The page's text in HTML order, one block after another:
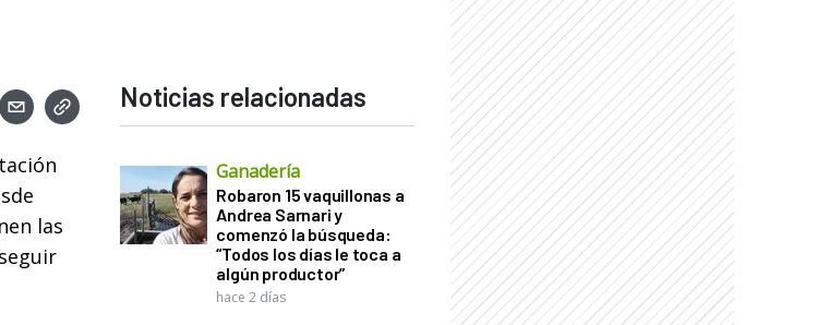
las
Noticias relacionadas
Ganadería
Robaron 15 vaquillonas a
Andrea Sarnari y
comenzó la búsqueda:
“Todos los días le toca a
algún productor”
hace 2 días